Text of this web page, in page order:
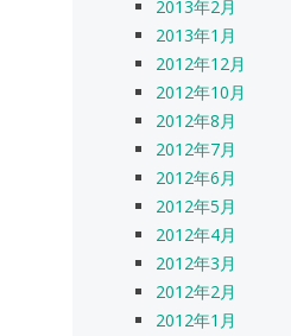
2013年2月
2013年1月
2012年12月
2012年10月
2012年8月
2012年7月
2012年6月
2012年5月
2012年4月
2012年3月
2012年2月
2012年1月